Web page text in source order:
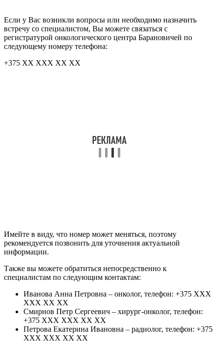
Если у Вас возникли вопросы или необходимо назначить
встречу со специалистом, Вы можете связаться с
регистратурой онкологического центра Барановичей по
следующему номеру телефона:
+375 ХХ ХХХ ХХ ХХ
Имейте в виду, что номер может меняться, поэтому
рекомендуется позвонить для уточнения актуальной
информации.
Также вы можете обратиться непосредственно к
специалистам по следующим контактам:
Иванова Анна Петровна – онколог, телефон: +375 ХХХ
ХХХ ХХ ХХ
Смирнов Петр Сергеевич – хирург-онколог, телефон:
+375 ХХХ ХХХ ХХ ХХ
Петрова Екатерина Ивановна – радиолог, телефон: +375
ХХХ ХХХ ХХ ХХ